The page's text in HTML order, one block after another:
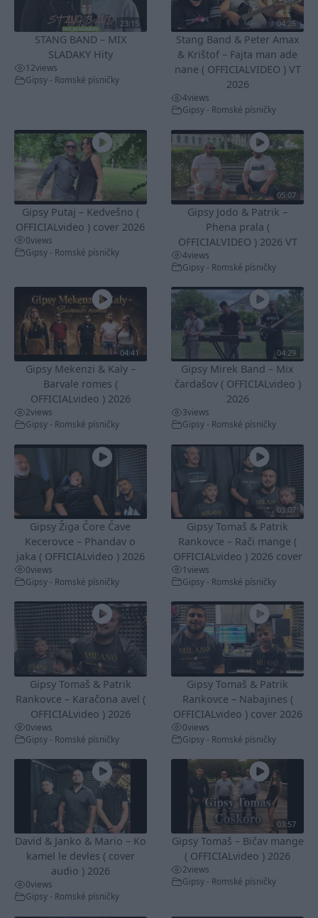
23:15
STANG BAND – MIX
SLADAKY Hity
12views
Gipsy - Romské písničky
04:26
Stang Band & Peter Amax
& Krištof – Fajta man ade
nane ( OFFICIALVIDEO ) VT
2026
4views
Gipsy - Romské písničky
Gipsy Putaj – Kedvešno (
OFFICIALvideo ) cover 2026
0views
Gipsy - Romské písničky
05:07
Gipsy Jodo & Patrik –
Phena prala (
OFFICIALVIDEO ) 2026 VT
4views
Gipsy - Romské písničky
04:41
Gipsy Mekenzi & Kaly –
Barvale romes (
OFFICIALvideo ) 2026
2views
Gipsy - Romské písničky
04:29
Gipsy Mirek Band – Mix
čardašov ( OFFICIALvideo )
2026
3views
Gipsy - Romské písničky
Gipsy Žiga Čore Čave
Kecerovce – Phandav o
jaka ( OFFICIALvideo ) 2026
0views
Gipsy - Romské písničky
03:07
Gipsy Tomaš & Patrik
Rankovce – Rači mange (
OFFICIALvideo ) 2026 cover
1views
Gipsy - Romské písničky
Gipsy Tomaš & Patrik
Rankovce – Karačona avel (
OFFICIALvideo ) 2026
0views
Gipsy - Romské písničky
Gipsy Tomaš & Patrik
Rankovce – Nabajines (
OFFICIALvideo ) cover 2026
0views
Gipsy - Romské písničky
David & Janko & Mario – Ko
kamel le devles ( cover
audio ) 2026
0views
Gipsy - Romské písničky
03:57
Gipsy Tomaš – Bičav mange
( OFFICIALvideo ) 2026
2views
Gipsy - Romské písničky